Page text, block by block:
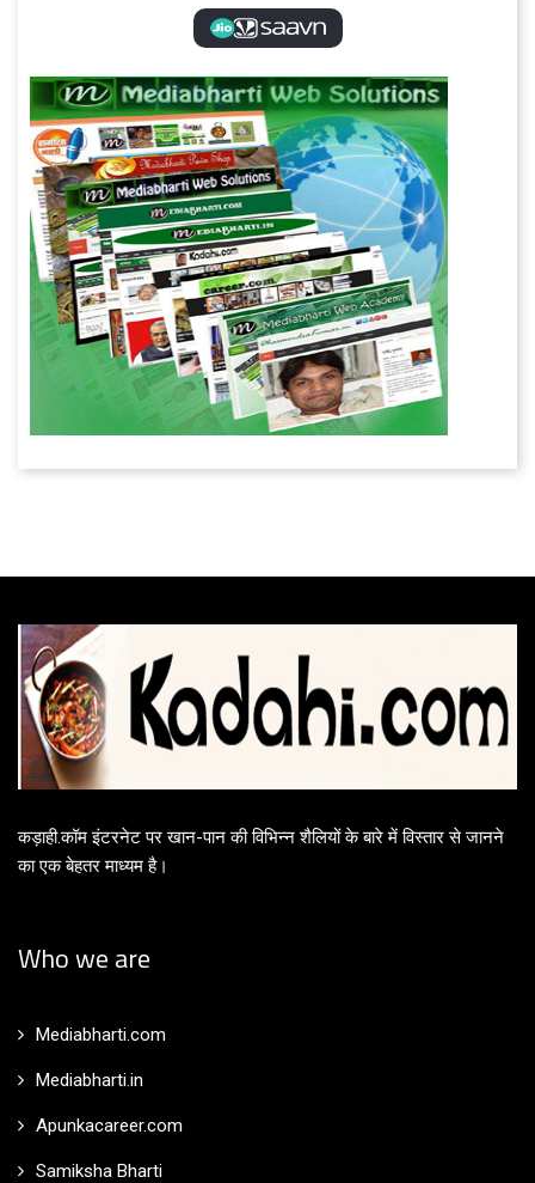
कड़ाही.कॉम इंटरनेट पर खान-पान की विभिन्न शैलियों के बारे में विस्तार से जानने
का एक बेहतर माध्यम है।
Who we are
Mediabharti.com
Mediabharti.in
Apunkacareer.com
Samiksha Bharti